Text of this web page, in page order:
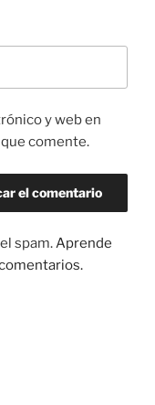
y web en
comente.
spam.Aprende